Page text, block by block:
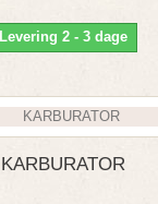
Levering 2 - 3 dage
KARBURATOR